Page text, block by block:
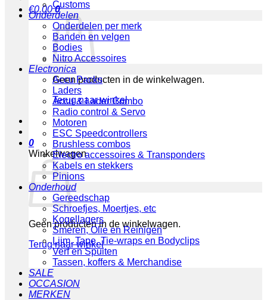
€0.00 0
Geen producten in de winkelwagen.
Terug naar winkel
0
Winkelwagen
Geen producten in de winkelwagen.
Terug naar winkel
Customs
Onderdelen
Onderdelen per merk
Banden en velgen
Bodies
Nitro Accessoires
Electronica
Accu Packs
Laders
Accu & Lader Combo
Radio control & Servo
Motoren
ESC Speedcontrollers
Brushless combos
Electro accessoires & Transponders
Kabels en stekkers
Pinions
Onderhoud
Gereedschap
Schroefjes, Moertjes, etc
Kogellagers
Smeren, Olie en Reinigen
Lijm, Tape, Tie-wraps en Bodyclips
Verf en Spuiten
Tassen, koffers & Merchandise
SALE
OCCASION
MERKEN